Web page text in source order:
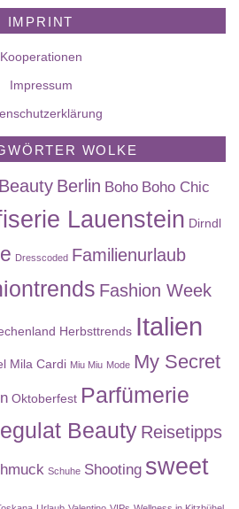
IMPRINT
Kooperationen
Impressum
WOLKE
Beauty Berlin Boho Boho Chic
Lauenstein Dirndl
Dresscoded Familienurlaub
Fashion Week
Herbsttrends Italien
Mila Cardi Miu Miu Mode My Secret
Oktoberfest Parfümerie
Beauty Reisetipps
Schuhe Shooting sweet